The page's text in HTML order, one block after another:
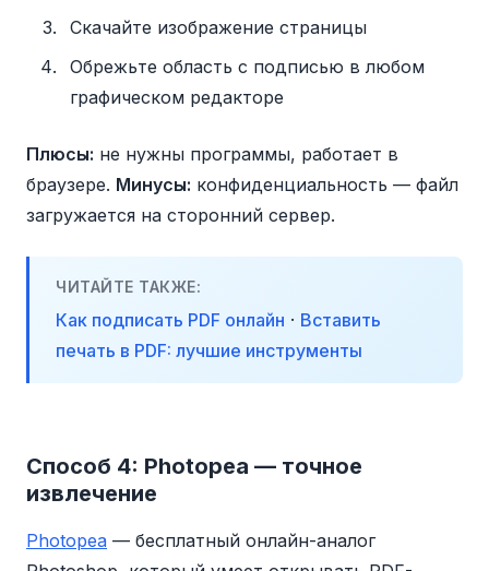
Скачайте изображение страницы
Обрежьте область с подписью в любом
графическом редакторе
Плюсы: не нужны программы, работает в
браузере. Минусы: конфиденциальность — файл
загружается на сторонний сервер.
ЧИТАЙТЕ ТАКЖЕ:
Как подписать PDF онлайн · Вставить
печать в PDF: лучшие инструменты
Способ 4: Photopea — точное
извлечение
Photopea — бесплатный онлайн-аналог